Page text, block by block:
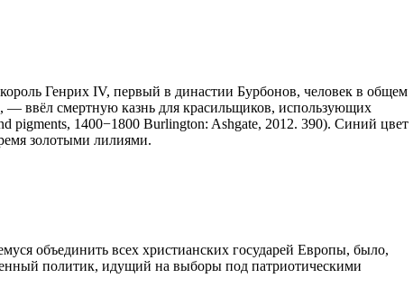
Генрих IV, первый в династии Бурбонов, человек в общем
ввёл смертную казнь для красильщиков, использующих
pigments, 1400−1800 Burlington: Ashgate, 2012. 390). Синий цвет
золотыми лилиями.
объединить всех христианских государей Европы, было,
политик, идущий на выборы под патриотическими